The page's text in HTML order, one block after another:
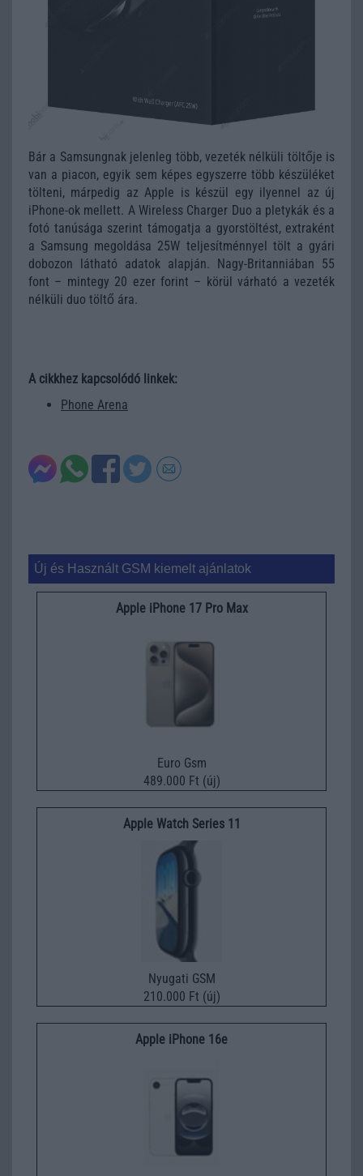
Bár a Samsungnak jelenleg több, vezeték nélküli töltője is
van a piacon, egyik sem képes egyszerre több készüléket
tölteni, márpedig az Apple is készül egy ilyennel az új
iPhone-ok mellett. A Wireless Charger Duo a pletykák és a
fotó tanúsága szerint támogatja a gyorstöltést, extraként
a Samsung megoldása 25W teljesítménnyel tölt a gyári
dobozon látható adatok alapján. Nagy-Britanniában 55
font – mintegy 20 ezer forint – körül várható a vezeték
nélküli duo töltő ára.
A cikkhez kapcsolódó linkek:
Phone Arena
Új és Használt GSM kiemelt ajánlatok
Apple iPhone 17 Pro Max
Euro Gsm
489.000 Ft (új)
Apple Watch Series 11
Nyugati GSM
210.000 Ft (új)
Apple iPhone 16e